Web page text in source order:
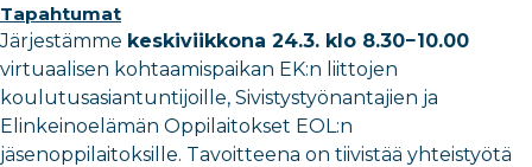
Tapahtumat
Järjestämme keskiviikkona 24.3. klo 8.30−10.00
virtuaalisen kohtaamispaikan EK:n liittojen
koulutusasiantuntijoille, Sivistystyönantajien ja
Elinkeinoelämän Oppilaitokset EOL:n
jäsenoppilaitoksille. Tavoitteena on tiivistää yhteistyötä